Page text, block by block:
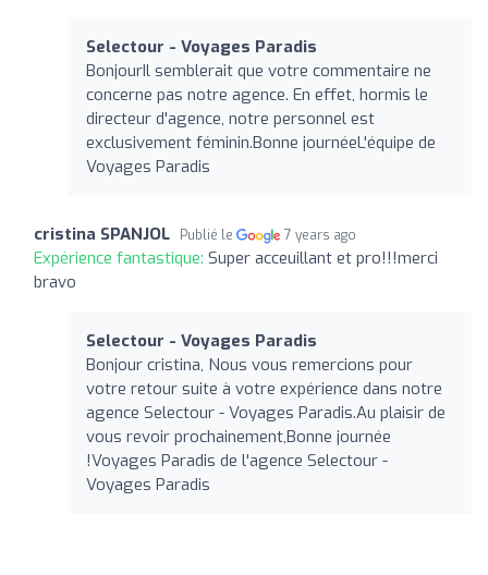
Selectour - Voyages Paradis
BonjourIl semblerait que votre commentaire ne
concerne pas notre agence. En effet, hormis le
directeur d'agence, notre personnel est
exclusivement féminin.Bonne journéeL'équipe de
Voyages Paradis
cristina SPANJOL Publié le 7 years ago
Expérience fantastique: Super acceuillant et pro!!!merci
bravo
Selectour - Voyages Paradis
Bonjour cristina, Nous vous remercions pour
votre retour suite à votre expérience dans notre
agence Selectour - Voyages Paradis.Au plaisir de
vous revoir prochainement,Bonne journée
!Voyages Paradis de l'agence Selectour -
Voyages Paradis